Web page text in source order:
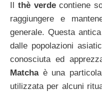
thè verdecontiene
raggiungere e
generale. Questa
dalle popolazioni
conosciuta ed
Matchaè una
utilizzata per alcuni